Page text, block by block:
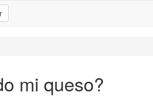
mi queso?